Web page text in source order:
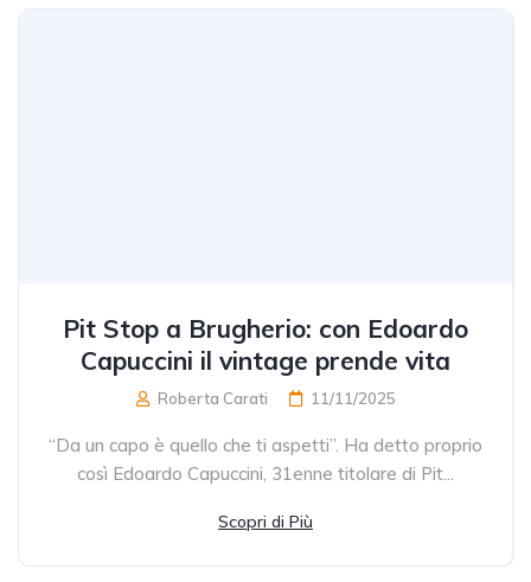
Pit Stop a Brugherio: con Edoardo
Capuccini il vintage prende vita
Roberta Carati 11/11/2025
“Da un capo è quello che ti aspetti”. Ha detto proprio
così Edoardo Capuccini, 31enne titolare di Pit...
Scopri di Più